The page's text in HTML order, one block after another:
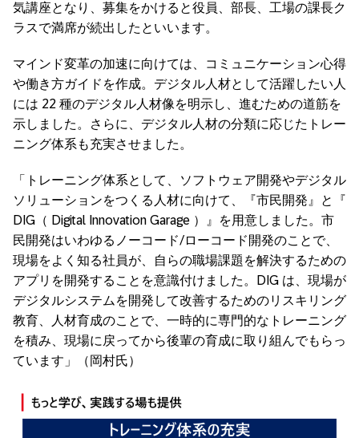
気講座となり、募集をかけると役員、部長、工場の課長ク
ラスで満席が続出したといいます。
マインド変革の加速に向けては、コミュニケーション心得
や働き方ガイドを作成。デジタル人材として活躍したい人
には 22 種のデジタル人材像を明示し、進むための道筋を
示しました。さらに、デジタル人材の分類に応じたトレー
ニング体系も充実させました。
「トレーニング体系として、ソフトウェア開発やデジタル
ソリューションをつくる人材に向けて、『市民開発』と『
DIG（ Digital Innovation Garage ）』を用意しました。市
民開発はいわゆるノーコード/ローコード開発のことで、
現場をよく知る社員が、自らの職場課題を解決するための
アプリを開発することを意識付けました。DIG は、現場が
デジタルシステムを開発して改善するためのリスキリング
教育、人材育成のことで、一時的に専門的なトレーニング
を積み、現場に戻ってから後輩の育成に取り組んでもらっ
ています」（岡村氏）